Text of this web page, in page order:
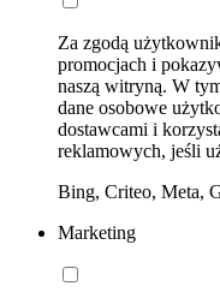
Za zgodą
promocjach i
naszą witryną. W
dane osobowe
dostawcami i
reklamowych, jeśli
Bing, Criteo, Meta,
Marketing